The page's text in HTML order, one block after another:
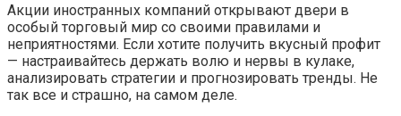
Акции иностранных компаний открывают двери в
особый торговый мир со своими правилами и
неприятностями. Если хотите получить вкусный профит
— настраивайтесь держать волю и нервы в кулаке,
анализировать стратегии и прогнозировать тренды. Не
так все и страшно, на самом деле.